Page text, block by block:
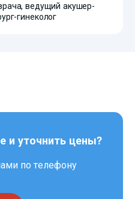
ведущий акушер-
гинеколог
и уточнить цены?
по телефону